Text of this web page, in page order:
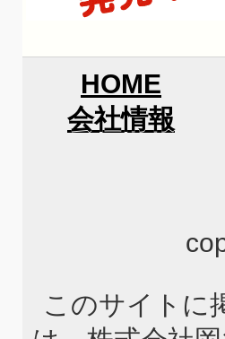
HOME
会社情報
このサイトに